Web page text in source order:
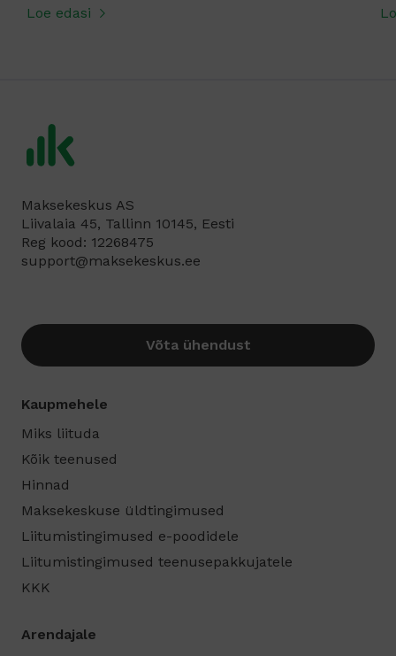
Loe edasi
Maksekeskus AS
Liivalaia 45, Tallinn 10145, Eesti
Reg kood: 12268475
support@maksekeskus.ee
Võta ühendust
Kaupmehele
Miks liituda
Kõik teenused
Hinnad
Maksekeskuse üldtingimused
Liitumistingimused e-poodidele
Liitumistingimused teenusepakkujatele
KKK
Arendajale